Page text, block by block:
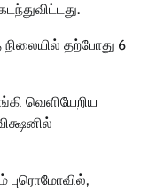
நிலையில் தற்போது 6
வெளியேறிய
புரொமோவில்,